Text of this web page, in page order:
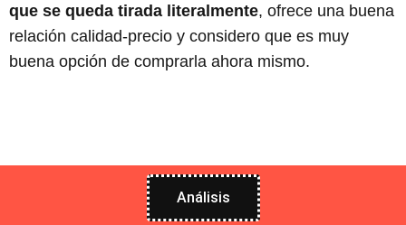
que se queda tirada literalmente, ofrece una buena
relación calidad-precio y considero que es muy
buena opción de comprarla ahora mismo.
Análisis